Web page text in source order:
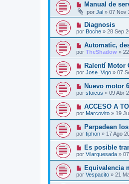
Manual de
por Jal » 07 Nov
Diagnosis
por Boche » 28 Sep
Automatic,
por TheShadow »
Ralentí Motor
por Jose_Vigo » 07
Nuevo motor
por stoicus » 09 Abr
ACCESO A
por Marcovito » 19
Parpadean
por tiphon » 17 Ago
Es posible
por Vilarquesada »
Equivalencia
por Vespacito » 21